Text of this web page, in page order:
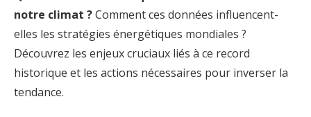
notre climat ?Comment ces données influencent-
elles les stratégies énergétiques mondiales ?
Découvrez les enjeux cruciaux liés à ce record
historique et les actions nécessaires pour inverser la
tendance.